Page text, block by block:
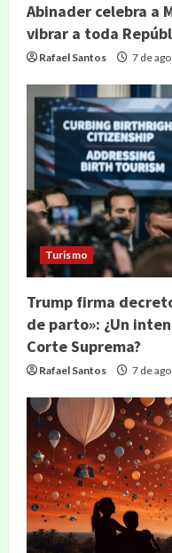
Abinader celebra a
vibrar a toda
Rafael Santos 7 de
Turismo
Trump firma
de parto»: ¿Un
Corte Suprema?
Rafael Santos 7 de